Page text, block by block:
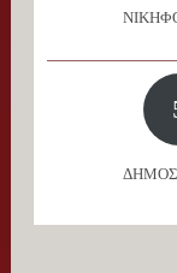
ΔΗΜΟΣ